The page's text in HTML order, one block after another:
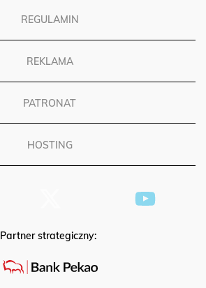
REGULAMIN
REKLAMA
PATRONAT
HOSTING
Partner strategiczny: